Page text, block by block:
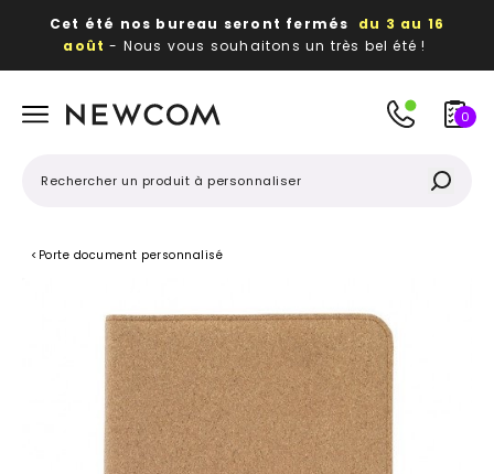
Cet été nos bureau seront fermés du 3 au 16
août - Nous vous souhaitons un très bel été !
publicitaires
0
< Porte document personnalisé